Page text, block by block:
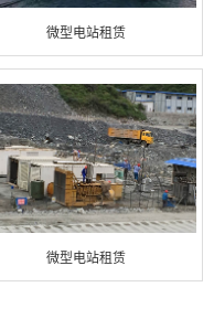
微型电站租赁
微型电站租赁